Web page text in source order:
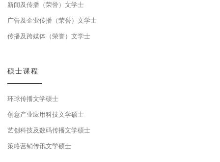
新闻及传播（荣誉）文学士
广告及企业传播（荣誉）文学士
传播及跨媒体（荣誉）文学士
硕士课程
环球传播文学硕士
创意产业应用科技文学硕士
艺创科技及数码传播文学硕士
策略营销传讯文学硕士